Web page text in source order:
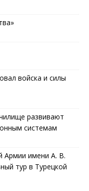
войска и силы
развивают
системам
Армии имени А. В.
тур в Турецкой